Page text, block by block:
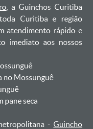
, a Guinchos Curitiba
Curitiba e região
atendimento rápido e
imediato aos nossos
no Mossunguê
pane seca
metropolitana -Guincho